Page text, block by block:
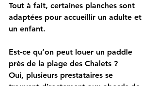
Tout à fait, certaines planches sont
adaptées pour accueillir un adulte et
un enfant.
Est-ce qu’on peut louer un paddle
près de la plage des Chalets ?
Oui, plusieurs prestataires se